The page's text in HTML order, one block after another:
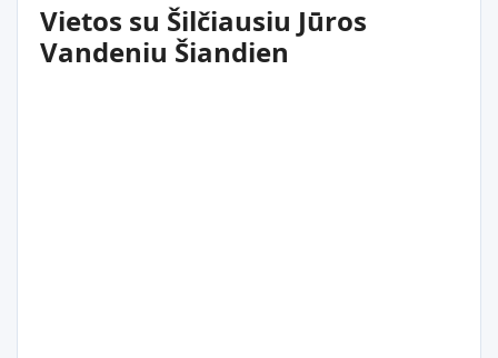
Vietos su Šilčiausiu Jūros
Vandeniu Šiandien